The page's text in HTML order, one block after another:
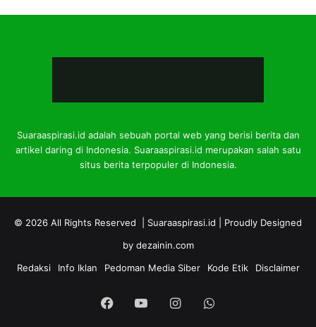
Suaraaspirasi.id adalah sebuah portal web yang berisi berita dan
artikel daring di Indonesia. Suaraaspirasi.id merupakan salah satu
situs berita terpopuler di Indonesia.
© 2026 All Rights Reserved | Suaraaspirasi.id | Proudly Designed
by dezainin.com
Redaksi
Info Iklan Pedoman Media Siber Kode Etik Disclaimer
FacebookYouTubeInstagramWhatsApp